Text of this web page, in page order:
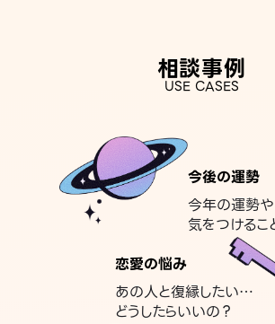
相談事例
USE CASES
今後の運勢
今年の運勢や
気をつけるこ
恋愛の悩み
あの人と復縁したい…
どうしたらいいの？